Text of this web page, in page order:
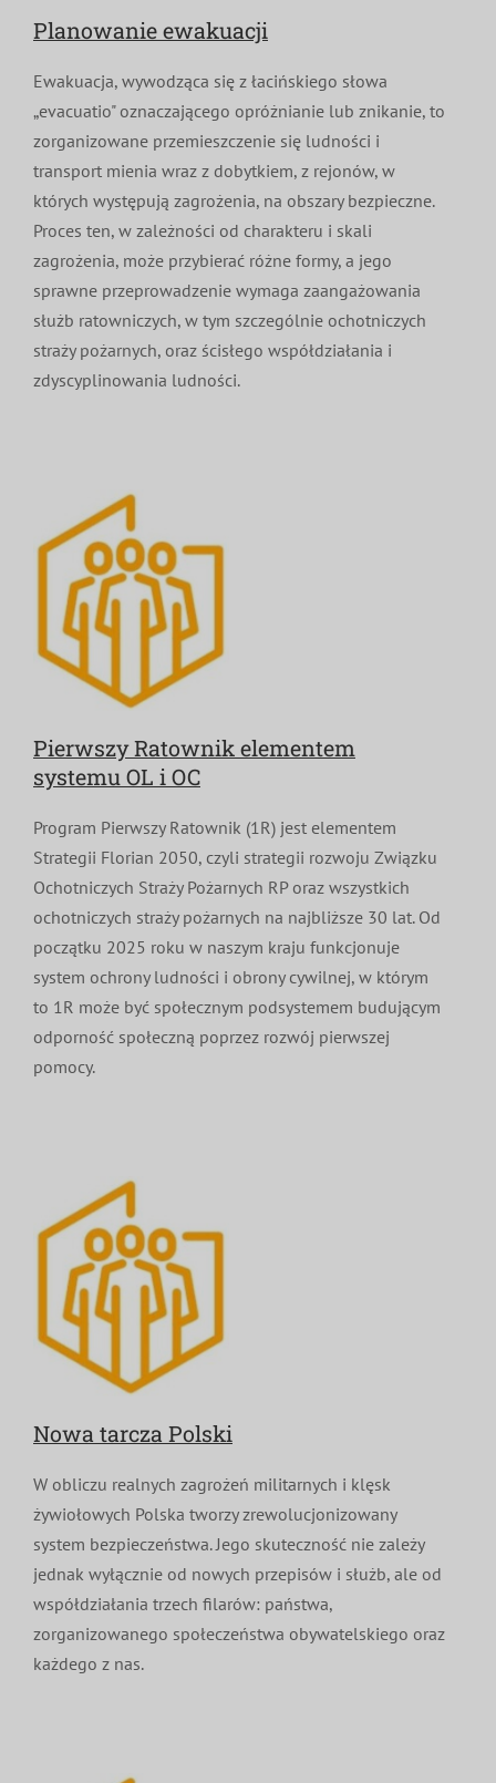
Planowanie ewakuacji
Ewakuacja, wywodząca się z łacińskiego słowa
„evacuatio" oznaczającego opróżnianie lub znikanie, to
zorganizowane przemieszczenie się ludności i
transport mienia wraz z dobytkiem, z rejonów, w
których występują zagrożenia, na obszary bezpieczne.
Proces ten, w zależności od charakteru i skali
zagrożenia, może przybierać różne formy, a jego
sprawne przeprowadzenie wymaga zaangażowania
służb ratowniczych, w tym szczególnie ochotniczych
straży pożarnych, oraz ścisłego współdziałania i
zdyscyplinowania ludności.
Pierwszy Ratownik elementem
systemu OL i OC
Program Pierwszy Ratownik (1R) jest elementem
Strategii Florian 2050, czyli strategii rozwoju Związku
Ochotniczych Straży Pożarnych RP oraz wszystkich
ochotniczych straży pożarnych na najbliższe 30 lat. Od
początku 2025 roku w naszym kraju funkcjonuje
system ochrony ludności i obrony cywilnej, w którym
to 1R może być społecznym podsystemem budującym
odporność społeczną poprzez rozwój pierwszej
pomocy.
Nowa tarcza Polski
W obliczu realnych zagrożeń militarnych i klęsk
żywiołowych Polska tworzy zrewolucjonizowany
system bezpieczeństwa. Jego skuteczność nie zależy
jednak wyłącznie od nowych przepisów i służb, ale od
współdziałania trzech filarów: państwa,
zorganizowanego społeczeństwa obywatelskiego oraz
każdego z nas.